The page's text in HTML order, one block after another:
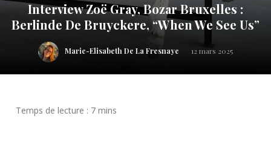
Interview Zoë Gray, Bozar Bruxelles :
Berlinde De Bruyckere, “When We See Us”
Marie-Elisabeth De La Fresnaye 12 mars 2025